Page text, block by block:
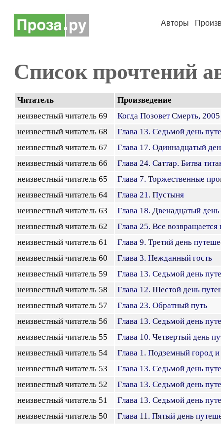
Авторы
Список прочтений
Читатель
Произведение
неизвестный читатель 69
Когда Позовет Смерть,
неизвестный читатель 68
Глава 13. Седьмой день
неизвестный читатель 67
Глава 17. Одиннадцатый
неизвестный читатель 66
Глава 24. Саттар. Битва
неизвестный читатель 65
Глава 7. Торжественные
неизвестный читатель 64
Глава 21. Пустыня
неизвестный читатель 63
Глава 18. Двенадцатый
неизвестный читатель 62
Глава 25. Все возвращается
неизвестный читатель 61
Глава 9. Третий день
неизвестный читатель 60
Глава 3. Нежданный гость
неизвестный читатель 59
Глава 13. Седьмой день
неизвестный читатель 58
Глава 12. Шестой день
неизвестный читатель 57
Глава 23. Обратный путь
неизвестный читатель 56
Глава 13. Седьмой день
неизвестный читатель 55
Глава 10. Четвертый день
неизвестный читатель 54
Глава 1. Подземный город и
неизвестный читатель 53
Глава 13. Седьмой день
неизвестный читатель 52
Глава 13. Седьмой день
неизвестный читатель 51
Глава 13. Седьмой день
неизвестный читатель 50
Глава 11. Пятый день